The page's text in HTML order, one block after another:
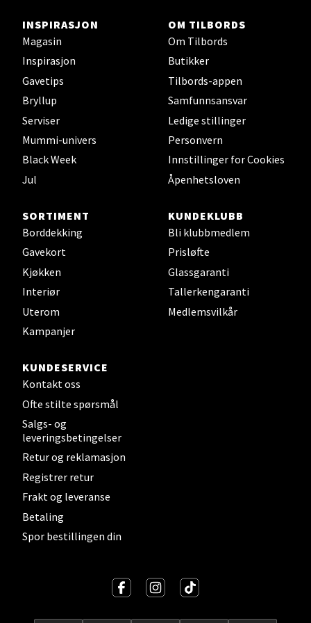
INSPIRASJON
Magasin
Inspirasjon
Gavetips
Bryllup
Serviser
Mummi-univers
Black Week
Jul
OM TILBORDS
Om Tilbords
Butikker
Tilbords-appen
Samfunnsansvar
Ledige stillinger
Personvern
Innstillinger for Cookies
Åpenhetsloven
SORTIMENT
Borddekking
Gavekort
Kjøkken
Interiør
Uterom
Kampanjer
KUNDEKLUBB
Bli klubbmedlem
Prisløfte
Glassgaranti
Tallerkengaranti
Medlemsvilkår
KUNDESERVICE
Kontakt oss
Ofte stilte spørsmål
Salgs- og
leveringsbetingelser
Retur og reklamasjon
Registrer retur
Frakt og leveranse
Betaling
Spor bestillingen din
Stavanger og Sandnes -
Herbarium
Lars Hertervigs gate 6, 4005 Stavanger
Bergen - Horisont
Åpent i dag 10-21
Sandefjord - Hvaltorvet
Torget 7, 3210 Sandefjord
Åpent i dag 10-20